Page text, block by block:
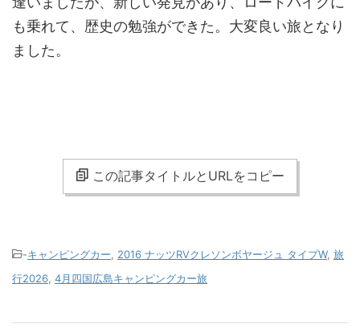
も乗れて、歴史の勉強ができた。大変良い旅となり
ました。
この記事タイトルとURLをコピー
-キャンピングカー, 2016 ナッツRVクレソンボヤージュ タイプW, 旅
行2026, 4月四国広島キャンピングカー旅